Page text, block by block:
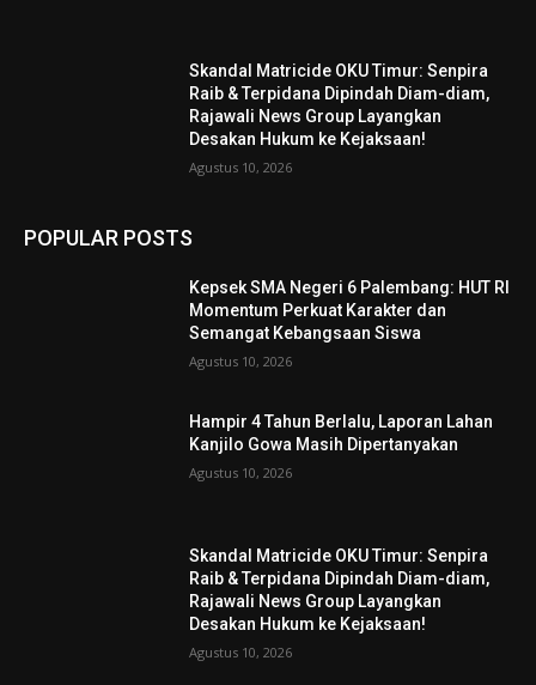
Skandal Matricide OKU Timur: Senpira
Raib & Terpidana Dipindah Diam-diam,
Rajawali News Group Layangkan
Desakan Hukum ke Kejaksaan!
Agustus 10, 2026
POPULAR POSTS
Kepsek SMA Negeri 6 Palembang: HUT RI
Momentum Perkuat Karakter dan
Semangat Kebangsaan Siswa
Agustus 10, 2026
Hampir 4 Tahun Berlalu, Laporan Lahan
Kanjilo Gowa Masih Dipertanyakan
Agustus 10, 2026
Skandal Matricide OKU Timur: Senpira
Raib & Terpidana Dipindah Diam-diam,
Rajawali News Group Layangkan
Desakan Hukum ke Kejaksaan!
Agustus 10, 2026